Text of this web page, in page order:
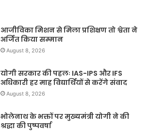
आजीविका मिशन से मिला प्रशिक्षण तो श्वेता ने
अर्जित किया सम्मान
August 8, 2026
योगी सरकार की पहलः IAS-IPS और IFS
अधिकारी हर माह विद्यार्थियों से करेंगे संवाद
August 8, 2026
भोलेनाथ के भक्तों पर मुख्यमंत्री योगी ने की
श्रद्धा की पुष्पवर्षा